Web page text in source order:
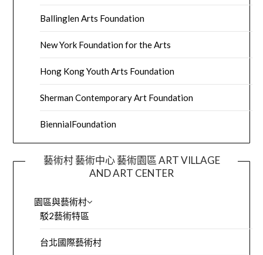
Ballinglen Arts Foundation
New York Foundation for the Arts
Hong Kong Youth Arts Foundation
Sherman Contemporary Art Foundation
BiennialFoundation
藝術村 藝術中心 藝術園區 ART VILLAGE
AND ART CENTER
園區與藝術村
駁2藝術特區
台北國際藝術村